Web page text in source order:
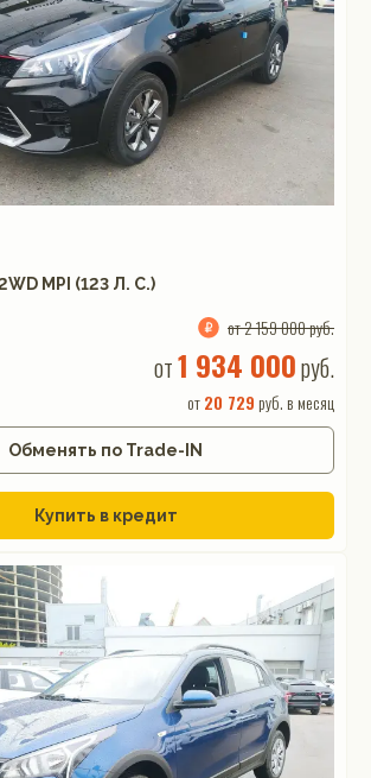
MPI (123 Л. C.)
от 2 159 000 руб.
от1 934 000руб.
от20 729 руб. в месяц
Обменять по Trade-IN
Купить в кредит